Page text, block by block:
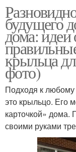
будущего
дома:
крыльца
фото)
Подходя к любому
это крыльцо. Его
карточкой» дома.
своими руками